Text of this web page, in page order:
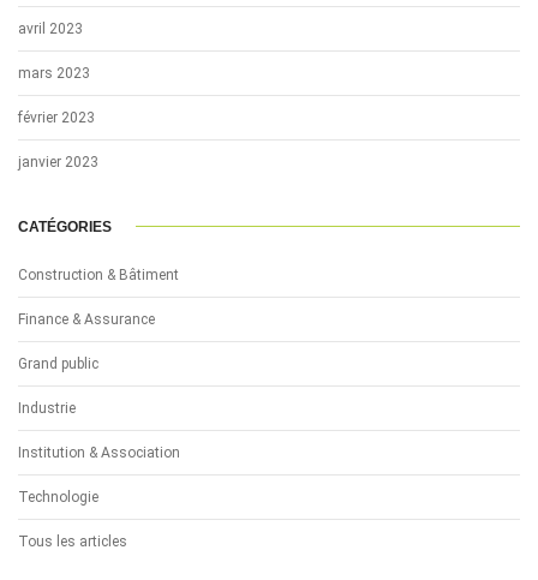
avril 2023
mars 2023
février 2023
janvier 2023
CATÉGORIES
Construction & Bâtiment
Finance & Assurance
Grand public
Industrie
Institution & Association
Technologie
Tous les articles